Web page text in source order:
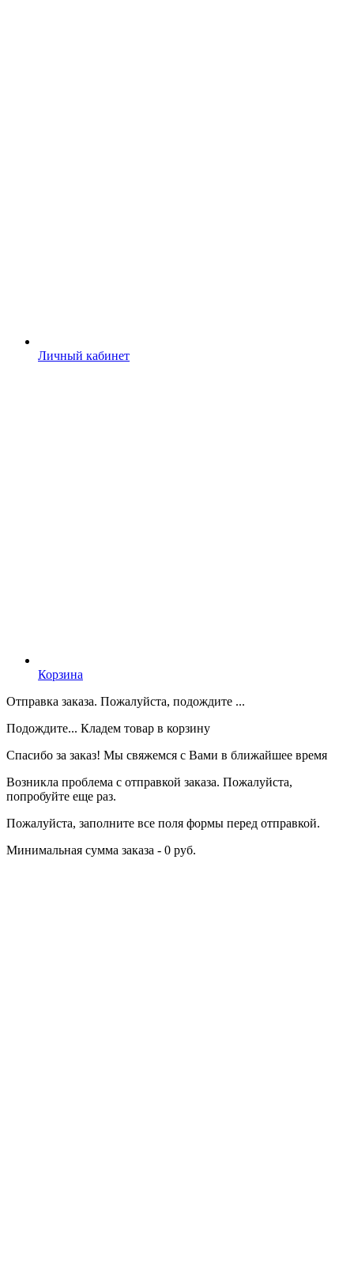
Личный кабинет
Корзина
Отправка заказа. Пожалуйста, подождите ...
Подождите... Кладем товар в корзину
Спасибо за заказ! Мы свяжемся с Вами в ближайшее время
Возникла проблема с отправкой заказа. Пожалуйста,
попробуйте еще раз.
Пожалуйста, заполните все поля формы перед отправкой.
Минимальная сумма заказа - 0 руб.